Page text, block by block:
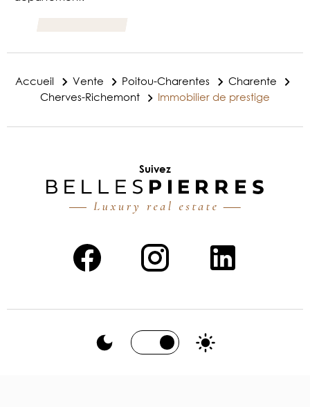
Accueil Vente Poitou-Charentes
Charente
Cherves-Richemont
Immobilier de prestige
Suivez